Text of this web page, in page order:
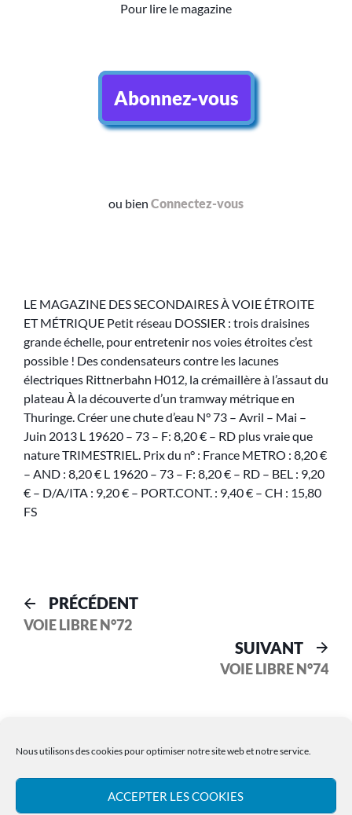
Nous utilisons des cookies pour optimiser notre site web et notre service.
ACCEPTER LES COOKIES
Pour lire le magazine
Abonnez-vous
ou bien Connectez-vous
LE MAGAZINE DES SECONDAIRES À VOIE ÉTROITE
ET MÉTRIQUE Petit réseau DOSSIER : trois draisines
grande échelle, pour entretenir nos voies étroites c’est
possible ! Des condensateurs contre les lacunes
électriques Rittnerbahn H012, la crémaillère à l’assaut du
plateau À la découverte d’un tramway métrique en
Thuringe. Créer une chute d’eau N° 73 – Avril – Mai –
Juin 2013 L 19620 – 73 – F: 8,20 € – RD plus vraie que
nature TRIMESTRIEL. Prix du n° : France METRO : 8,20 €
– AND : 8,20 € L 19620 – 73 – F: 8,20 € – RD – BEL : 9,20
€ – D/A/ITA : 9,20 € – PORT.CONT. : 9,40 € – CH : 15,80
FS
PRÉCÉDENT
VOIE LIBRE N°72
SUIVANT
VOIE LIBRE N°74